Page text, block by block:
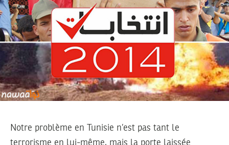
Notre problème en Tunisie n’est pas tant le
terrorisme en lui-même, mais la porte laissée